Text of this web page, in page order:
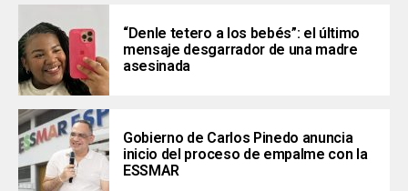
“Denle tetero a los bebés”: el último
mensaje desgarrador de una madre
asesinada
Gobierno de Carlos Pinedo anuncia
inicio del proceso de empalme con la
ESSMAR